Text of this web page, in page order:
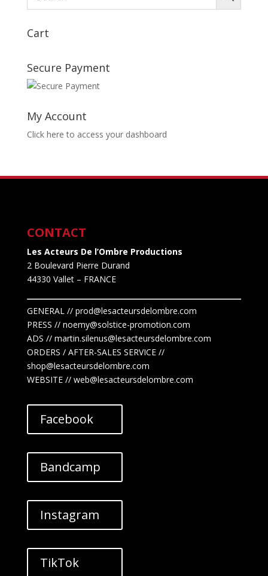
Cart
Secure Payment
My Account
Click here to access your dashboard
CONTACT
Les Acteurs De l’Ombre Productions
2 Boulevard Pierre Durand
44330 Vallet– FRANCE
GENERAL // prod@lesacteursdelombre.com
PRESS // noemy@solstice-promotion.com
ADS // martin.silenus@lesacteursdelombre.com
ORDERS / AFTER-SALES SERVICE //
shop@lesacteursdelombre.com
WEBSITE // web@lesacteursdelombre.com
Facebook
Bandcamp
Instagram
TikTok